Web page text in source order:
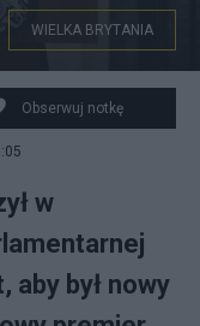
o rezygnacji. Fot.
WIELKA BRYTANIA
Obserwuj notkę
w
aby był nowy